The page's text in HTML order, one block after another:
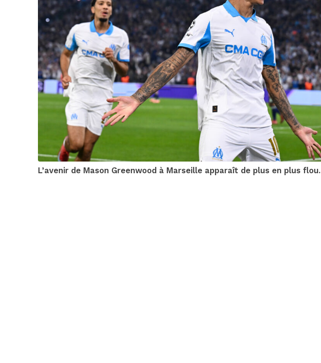
L’avenir de Mason Greenwood à Marseille apparaît de plus en plus flou.